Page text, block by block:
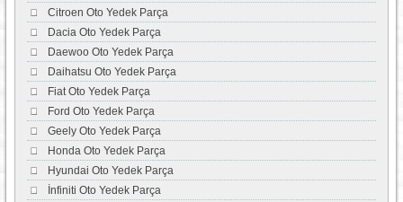
Citroen Oto Yedek Parça
Dacia Oto Yedek Parça
Daewoo Oto Yedek Parça
Daihatsu Oto Yedek Parça
Fiat Oto Yedek Parça
Ford Oto Yedek Parça
Geely Oto Yedek Parça
Honda Oto Yedek Parça
Hyundai Oto Yedek Parça
İnfiniti Oto Yedek Parça